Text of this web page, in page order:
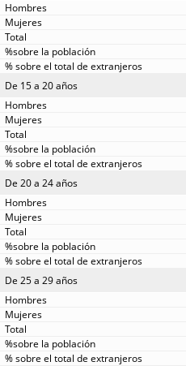
De 15 a 20 años
De 20 a 24 años
De 25 a 29 años